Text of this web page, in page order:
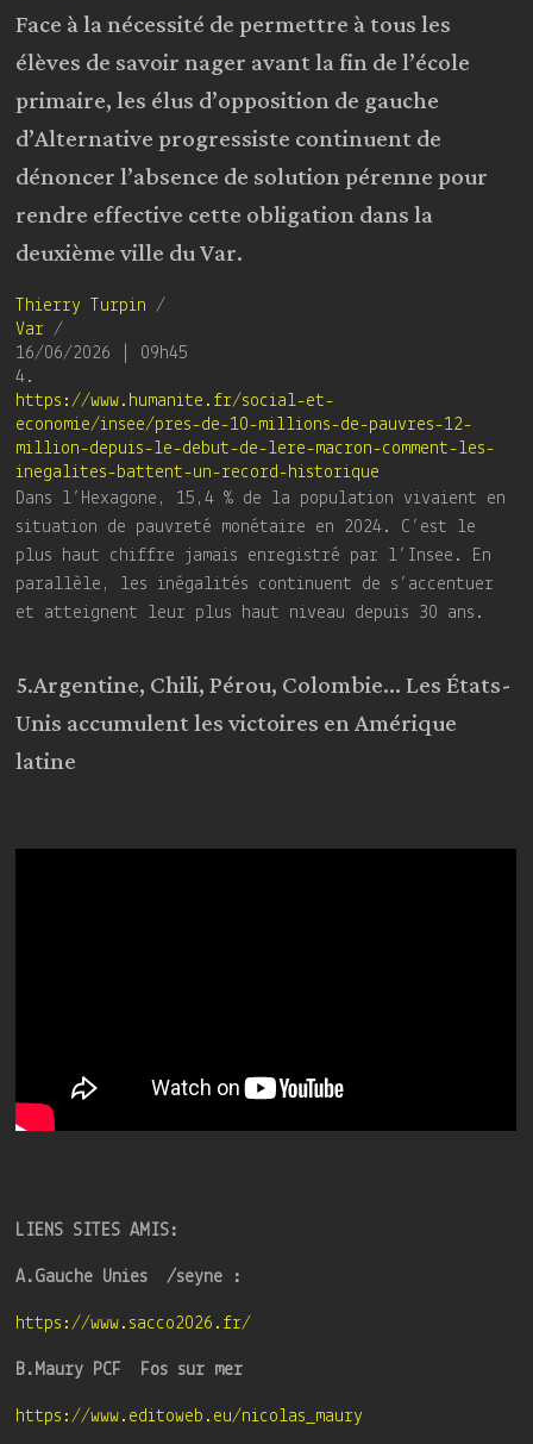
Face à la nécessité de permettre à tous les
élèves de savoir nager avant la fin de l’école
primaire, les élus d’opposition de gauche
d’Alternative progressiste continuent de
dénoncer l’absence de solution pérenne pour
rendre effective cette obligation dans la
deuxième ville du Var.
Thierry Turpin /
Var /
16/06/2026 | 09h45
4.
https://www.humanite.fr/social-et-
economie/insee/pres-de-10-millions-de-pauvres-12-
million-depuis-le-debut-de-lere-macron-comment-les-
inegalites-battent-un-record-historique
Dans l’Hexagone, 15,4 % de la population vivaient en
situation de pauvreté monétaire en 2024. C’est le
plus haut chiffre jamais enregistré par l’Insee. En
parallèle, les inégalités continuent de s’accentuer
et atteignent leur plus haut niveau depuis 30 ans.
5.Argentine, Chili, Pérou, Colombie… Les États-
Unis accumulent les victoires en Amérique
latine
LIENS SITES AMIS:
A.Gauche Unies /seyne :
https://www.sacco2026.fr/
B.Maury PCF Fos sur mer
https://www.editoweb.eu/nicolas_maury